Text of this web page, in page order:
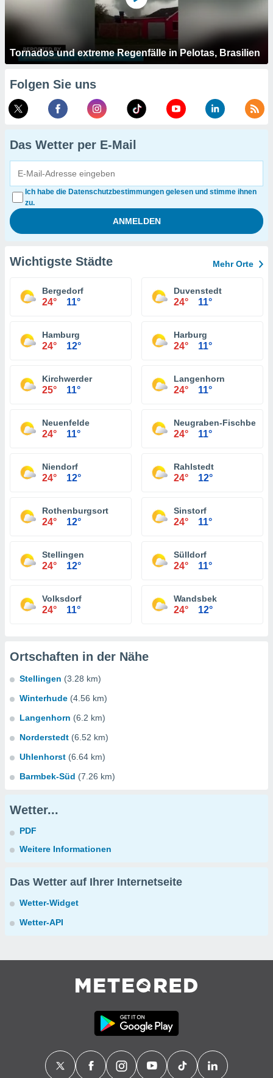
Tornados und extreme Regenfälle in Pelotas, Brasilien
Folgen Sie uns
Das Wetter per E-Mail
Ich habe die Datenschutzbestimmungen gelesen und stimme ihnen
zu.
Wichtigste Städte Mehr Orte
Bergedorf
24° 11°
Duvenstedt
24° 11°
Hamburg
24° 12°
Harburg
24° 11°
Kirchwerder
25° 11°
Langenhorn
24° 11°
Neuenfelde
24° 11°
Neugraben-Fischbek
24° 11°
Niendorf
24° 12°
Rahlstedt
24° 12°
Rothenburgsort
24° 12°
Sinstorf
24° 11°
Stellingen
24° 12°
Sülldorf
24° 11°
Volksdorf
24° 11°
Wandsbek
24° 12°
Ortschaften in der Nähe
Stellingen (3.28 km)
Winterhude (4.56 km)
Langenhorn (6.2 km)
Norderstedt (6.52 km)
Uhlenhorst (6.64 km)
Barmbek-Süd (7.26 km)
Wetter...
PDF
Weitere Informationen
Das Wetter auf Ihrer Internetseite
Wetter-Widget
Wetter-API